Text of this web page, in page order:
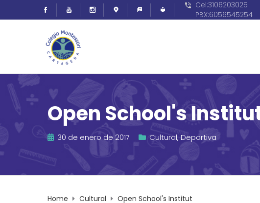
Cel:3106203025
PBX:6056545254
Open School's
30 de enero de 2017 Cultural,Deportiva
Home Cultural Open School's Institut